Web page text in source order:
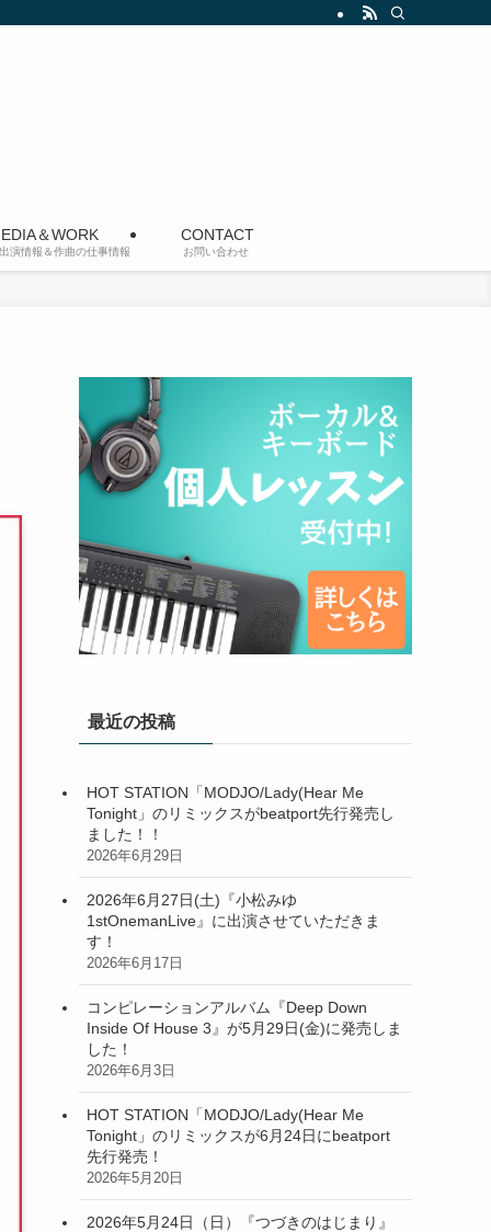
＆WORK
演情報＆作曲の仕事情報
CONTACT
お問い合わせ
最近の投稿
HOT STATION「MODJO/Lady(Hear Me
Tonight」のリミックスがbeatport先行発売し
ました！！
2026年6月29日
2026年6月27日(土)『小松みゆ
1stOnemanLive』に出演させていただきま
す！
2026年6月17日
コンピレーションアルバム『Deep Down
Inside Of House 3』が5月29日(金)に発売しま
した！
2026年6月3日
HOT STATION「MODJO/Lady(Hear Me
Tonight」のリミックスが6月24日にbeatport
先行発売！
2026年5月20日
2026年5月24日（日）『つづきのはじまり』